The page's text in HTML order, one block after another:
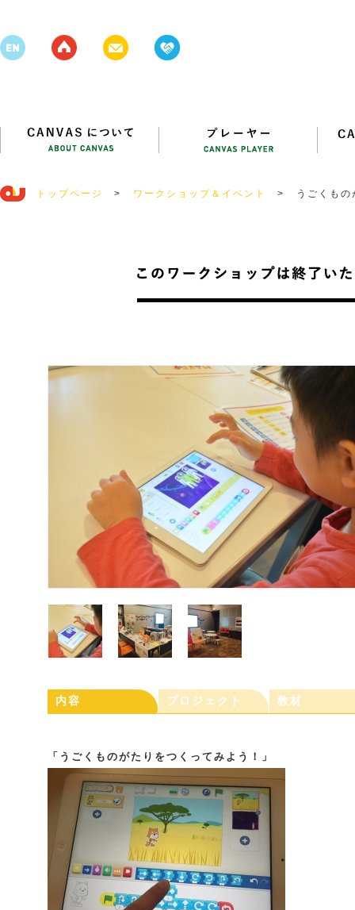
トップページ > ワークショップ＆イベント > うごくも
内容 プロジェクト 教材
「うごくものがたりをつくってみよう！」